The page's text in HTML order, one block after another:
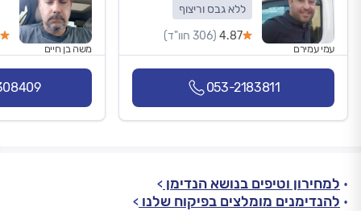
ללא גבס וריצוף
4.87 (306 חוו"ד)
עמי עמירם
053-2183811
משה בן חיים
למחירון וטיפים בנושא הנדימן
להנדימנים מומלצים בפיקוח שלנו